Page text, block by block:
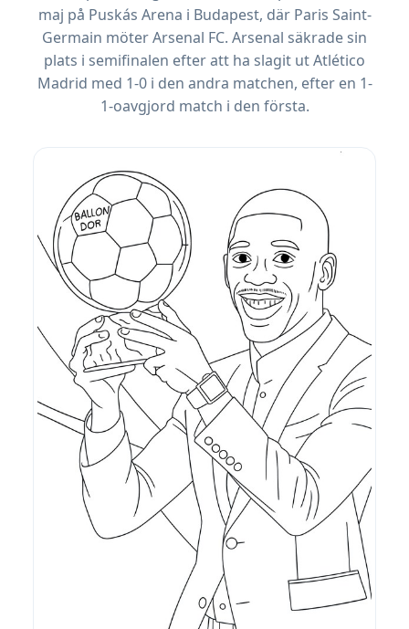
maj på Puskás Arena i Budapest, där Paris Saint-
Germain möter Arsenal FC. Arsenal säkrade sin
plats i semifinalen efter att ha slagit ut Atlético
Madrid med 1-0 i den andra matchen, efter en 1-
1-oavgjord match i den första.